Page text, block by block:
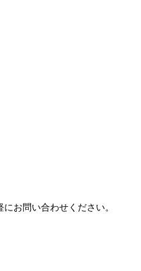
お問い合わせください。